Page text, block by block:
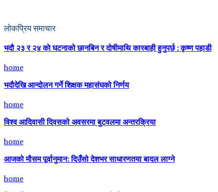
लोकप्रिय समाचार
भदौ २३ र २४ काे घटनाको छानबिन र दोषीमाथि कारबाही हुनुपर्छ : कृष्ण पहाडी
home
भदौदेखि आन्दोलन गर्ने शिक्षक महासंघको निर्णय
home
विश्व आदिवासी दिवसको अवसरमा बुटवलमा अन्तरक्रिया
home
आजको मौसम पूर्वानुमान: दिउँसो देशभर साधारणतया बादल लाग्ने
home